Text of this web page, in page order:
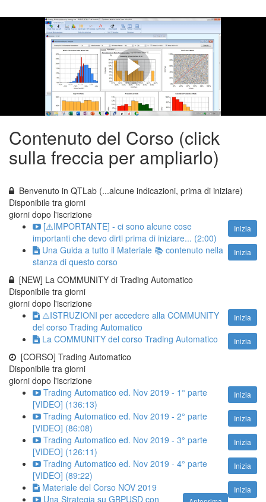
COSA SIGNIFICA
PERSISTENZA
(...del Risultato per diverse Combinazioni di Parametri e
Segmentazioni IS/OOS)
Contenuto del Corso (click
sulla freccia per ampliarlo)
Benvenuto in QTLab (...alcune indicazioni, prima di iniziare)
Disponibile tra giorni
giorni dopo l'iscrizione
Inizia
[⚠️IMPORTANTE] - ci sono alcune cose
importanti che devo dirti prima di iniziare... (2:00)
Inizia
Una Guida a tutto il Materiale 📚 contenuto nella
stanza di questo corso
[NEW] La COMMUNITY di Trading Automatico
Disponibile tra giorni
giorni dopo l'iscrizione
Inizia
⚠️ISTRUZIONI per accedere alla COMMUNITY
del corso Trading Automatico
Inizia
La COMMUNITY del corso Trading Automatico
[CORSO] Trading Automatico
Disponibile tra giorni
giorni dopo l'iscrizione
Inizia
Trading Automatico ed. Nov 2019 - 1° parte
[VIDEO] (136:13)
Inizia
Trading Automatico ed. Nov 2019 - 2° parte
[VIDEO] (86:08)
Inizia
Trading Automatico ed. Nov 2019 - 3° parte
[VIDEO] (126:11)
Inizia
Trading Automatico ed. Nov 2019 - 4° parte
[VIDEO] (89:22)
Inizia
Materiale del Corso NOV 2019
Una Strategia su GBPUSD con